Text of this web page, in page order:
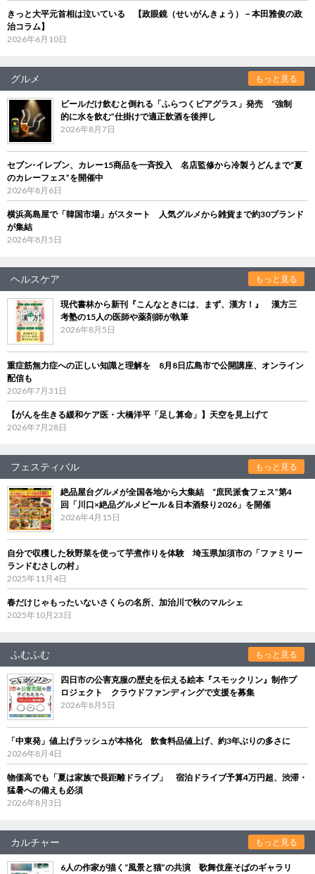
きっと大平元首相は泣いている 【政眼鏡（せいがんきょう）－本田雅俊の政
治コラム】
2026年6月10日
グルメ もっと見る
ビールだけ飲むと倒れる「ふらつくビアグラス」発売 “強制
的に水を飲む”仕掛けで適正飲酒を後押し
2026年8月7日
セブン‐イレブン、カレー15商品を一斉投入 名店監修から冷製うどんまで“夏
のカレーフェス”を開催中
2026年8月6日
横浜高島屋で「韓国市場」がスタート 人気グルメから雑貨まで約30ブランド
が集結
2026年8月5日
ヘルスケア もっと見る
現代書林から新刊『こんなときには、まず、漢方！』 漢方三
考塾の15人の医師や薬剤師が執筆
2026年8月5日
重症筋無力症への正しい知識と理解を 8月8日広島市で公開講座、オンライン
配信も
2026年7月31日
【がんを生きる緩和ケア医・大橋洋平「足し算命」】天空を見上げて
2026年7月28日
フェスティバル もっと見る
絶品屋台グルメが全国各地から大集結 “庶民派食フェス”第4
回「川口×絶品グルメビール＆日本酒祭り2026」を開催
2026年4月15日
自分で収穫した秋野菜を使って芋煮作りを体験 埼玉県加須市の「ファミリー
ランドむさしの村」
2025年11月4日
春だけじゃもったいないさくらの名所、加治川で秋のマルシェ
2025年10月23日
ふむふむ もっと見る
四日市の公害克服の歴史を伝える絵本『スモックリン』制作プ
ロジェクト クラウドファンディングで支援を募集
2026年8月5日
「中東発」値上げラッシュが本格化 飲食料品値上げ、約3年ぶりの多さに
2026年8月4日
物価高でも「夏は家族で長距離ドライブ」 宿泊ドライブ予算4万円超、渋滞・
猛暑への備えも必須
2026年8月3日
カルチャー もっと見る
6人の作家が描く“風景と猫”の共演 歌舞伎座そばのギャラリ